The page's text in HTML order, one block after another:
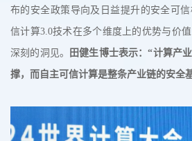
布的安全政策导向及日益提升的安全可信
信计算3.0技术在多个维度上的优势与价
深刻的洞见。 田健生博士表示：“计算产
撑，而自主可信计算是整条产业链的安全